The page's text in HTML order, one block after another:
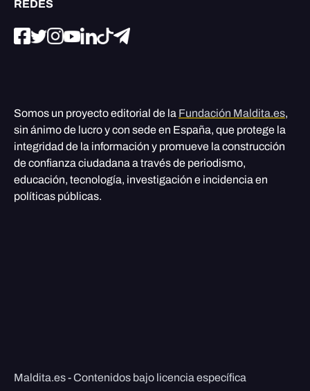
REDES
Somos un proyecto editorial de la Fundación Maldita.es,
sin ánimo de lucro y con sede en España, que protege la
integridad de la información y promueve la construcción
de confianza ciudadana a través de periodismo,
educación, tecnología, investigación e incidencia en
políticas públicas.
Maldita.es - Contenidos bajo licencia específica